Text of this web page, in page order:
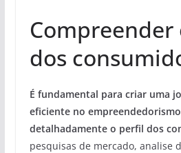
dos
É fundamental para criar uma
eficiente no
detalhadamente o perfil dos
pesquisas de mercado, analise